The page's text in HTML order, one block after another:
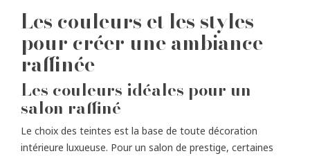
Les couleurs et les styles
pour créer une ambiance
raffinée
Les couleurs idéales pour un
salon raffiné
Le choix des teintes est la base de toute décoration
intérieure luxueuse. Pour un salon de prestige, certaines